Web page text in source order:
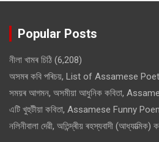
Popular Posts
নীলা খামৰ চিঠি (6,208)
অসমৰ কবি পৰিচয়, List of Assamese
সময়ৰ আগমন, অসমীয়া আধুনিক কবিতা,
এটি খুহুটীয়া কবিতা, Assamese Funny
নলিনীবালা দেৱী, অতিন্দ্ৰীয় ৰহস্যবাদী (আধ্যাত্মিক)